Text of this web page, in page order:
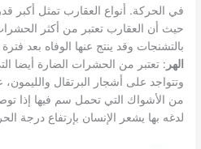
في الحركة. أنواع العقارب تمثل
حيث أن العقارب تعتبر من أكثر
بالتشنجات وقد ينتج عنها الوفاه بعد
الهر : تعتبر من الحشرات الضارة أيضا
وتتواجد على أشجار البرتقال
من الأشواك التي تحمل سم فيها إذا
لدغه بها يشعر الإنسان بإرتفاع درجة